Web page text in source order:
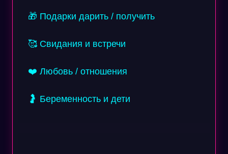
🎁 Подарки дарить / получить
🥰 Свидания и встречи
❤️ Любовь / отношения
🤰 Беременность и дети